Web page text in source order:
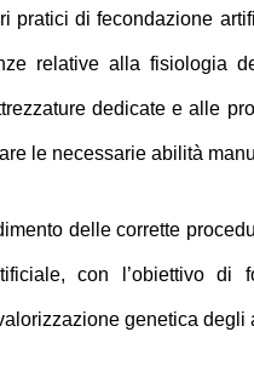
pratici di fecondazione
relative alla
dedicate e alle
le necessarie abilità
delle corrette
con l’obiettivo
genetica degli